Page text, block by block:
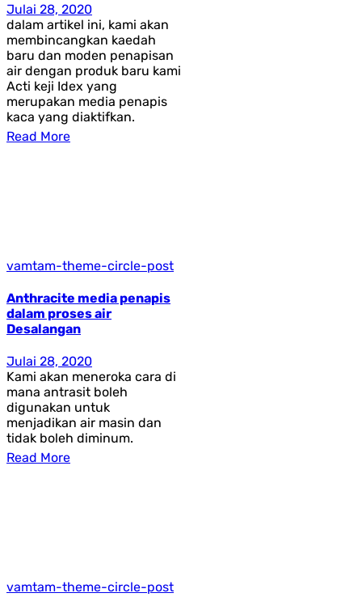
Julai 28, 2020
dalam artikel ini, kami akan
membincangkan kaedah
baru dan moden penapisan
air dengan produk baru kami
Acti keji Idex yang
merupakan media penapis
kaca yang diaktifkan.
Read More
vamtam-theme-circle-post
Anthracite media penapis
dalam proses air
Desalangan
Julai 28, 2020
Kami akan meneroka cara di
mana antrasit boleh
digunakan untuk
menjadikan air masin dan
tidak boleh diminum.
Read More
vamtam-theme-circle-post